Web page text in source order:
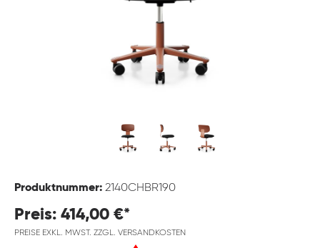
Produktnummer: 2140CHBR190
Preis: 414,00 €*
PREISE EXKL. MWST. ZZGL. VERSANDKOSTEN